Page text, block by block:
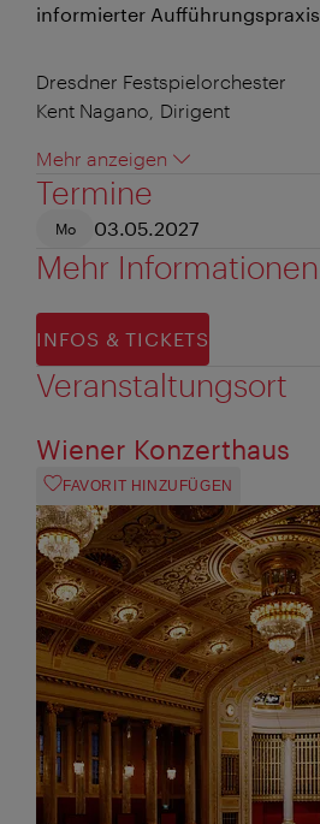
informierter Aufführungspraxis
Dresdner Festspielorchester
Kent Nagano, Dirigent
Mehr anzeigen
Termine
Mo 03.05.2027
Mehr Informationen
INFOS & TICKETS
Veranstaltungsort
Wiener Konzerthaus
FAVORIT HINZUFÜGEN